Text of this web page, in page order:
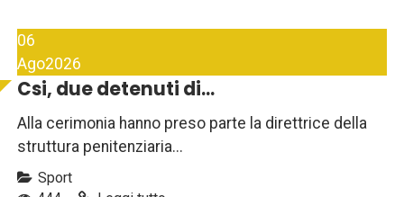
06
Ago2026
Csi, due detenuti di...
Alla cerimonia hanno preso parte la direttrice della
struttura penitenziaria...
Sport